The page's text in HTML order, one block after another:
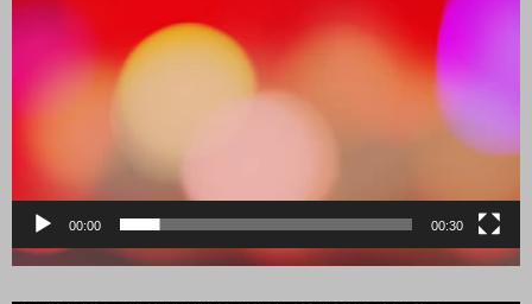
00:00 00:30